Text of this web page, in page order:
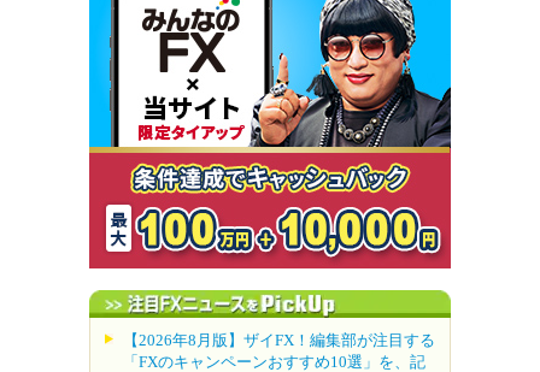
【2026年8月版】ザイFX！編集部が注目する
「FXのキャンペーンおすすめ10選」を、記